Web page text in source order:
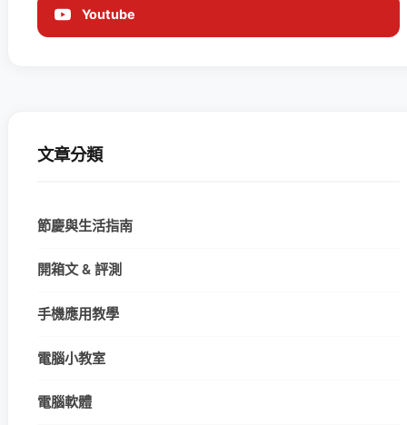
Youtube
文章分類
節慶與生活指南
開箱文 & 評測
手機應用教學
電腦小教室
電腦軟體